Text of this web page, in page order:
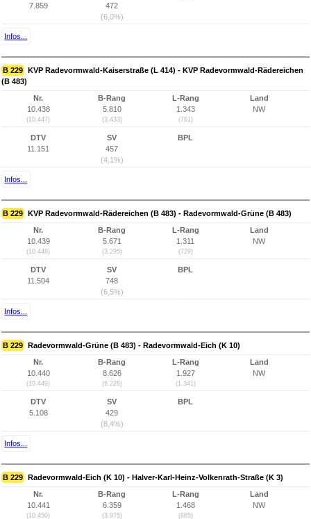
7.859
472
(6,0%)
Infos...
B 229 KVP Radevormwald-Kaiserstraße (L 414) - KVP Radevormwald-Rädereichen
(B 483)
Nr.
10.438
(10.447)
B-Rang
5.810
(3.433)
L-Rang
1.343
(761)
Land
NW
DTV
11.151
SV
457
(4,1%)
BPL
Infos...
B 229 KVP Radevormwald-Rädereichen (B 483) - Radevormwald-Grüne (B 483)
Nr.
10.439
(10.448)
B-Rang
5.671
(3.295)
L-Rang
1.311
(729)
Land
NW
DTV
11.504
SV
748
(6,5%)
BPL
Infos...
B 229 Radevormwald-Grüne (B 483) - Radevormwald-Eich (K 10)
Nr.
10.440
(10.449)
B-Rang
8.626
(6.226)
L-Rang
1.927
(1.341)
Land
NW
DTV
5.108
SV
429
(8,4%)
BPL
Infos...
B 229 Radevormwald-Eich (K 10) - Halver-Karl-Heinz-Volkenrath-Straße (K 3)
Nr.
10.441
(10.450)
B-Rang
6.359
(3.975)
L-Rang
1.468
(885)
Land
NW